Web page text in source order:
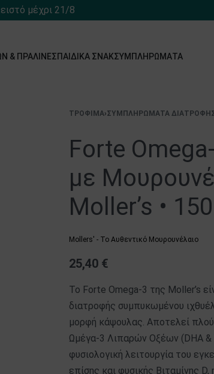
μέχρι 21/8
& ΠΡΑΛΊΝΕΣ ΠΑΙΔΙΚΆ ΣΝΑΚΣΥΜΠΛΗΡΏΜΑΤΑ
ΤΡΌΦΙΜΑ›ΣΥΜΠΛΗΡΏΜΑΤΑ
Forte
με
Moller’s •
Mollers' - Το Αυθεντικό Μουρουνέλαιο
25,40 €
Το Forte Omega-3 της Moller’s
διατροφής συμπυκωμένου
μορφή κάψουλας. Αποτελεί
Ωμέγα-3 Λιπαρών Οξέων (DHA &
φυσιολογική λειτουργία του
επίσης και φυσικής Βιταμίνης